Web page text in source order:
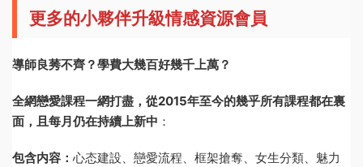
更多的小夥伴升級情感資源會員
導師良莠不齊？學費大幾百好幾千上萬？
全網戀愛課程一網打盡，從2015年至今的幾乎所有課程都在裏
面，且每月仍在持續上新中 ：
包含内容： 心态建設、戀愛流程、框架搶奪、女生分類、魅力